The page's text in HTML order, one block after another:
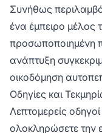
Συνήθως
ένα έμπειρο μέλος
προσωποποιημένη
ανάπτυξη
οικοδόμηση
Οδηγίες και
Λεπτομερείς
ολοκληρώσετε την